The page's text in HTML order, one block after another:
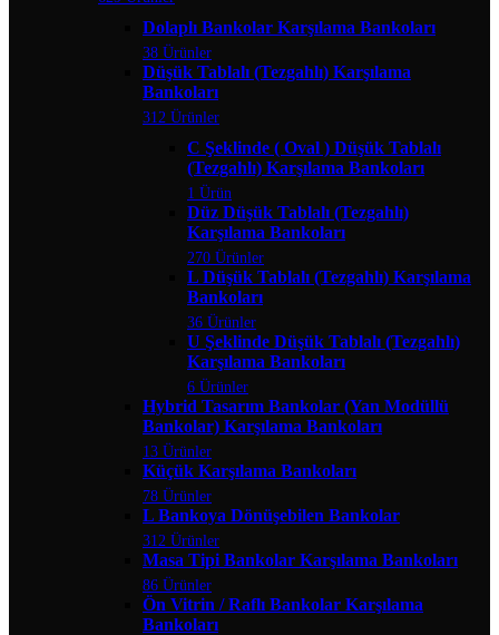
Dolaplı Bankolar Karşılama Bankoları
38 Ürünler
Düşük Tablalı (Tezgahlı) Karşılama
Bankoları
312 Ürünler
C Şeklinde ( Oval ) Düşük Tablalı
(Tezgahlı) Karşılama Bankoları
1 Ürün
Düz Düşük Tablalı (Tezgahlı)
Karşılama Bankoları
270 Ürünler
L Düşük Tablalı (Tezgahlı) Karşılama
Bankoları
36 Ürünler
U Şeklinde Düşük Tablalı (Tezgahlı)
Karşılama Bankoları
6 Ürünler
Hybrid Tasarım Bankolar (Yan Modüllü
Bankolar) Karşılama Bankoları
13 Ürünler
Küçük Karşılama Bankoları
78 Ürünler
L Bankoya Dönüşebilen Bankolar
312 Ürünler
Masa Tipi Bankolar Karşılama Bankoları
86 Ürünler
Ön Vitrin / Raflı Bankolar Karşılama
Bankoları